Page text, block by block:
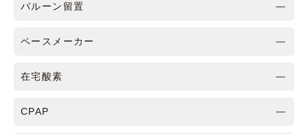
バルーン留置
ペースメーカー
在宅酸素
CPAP